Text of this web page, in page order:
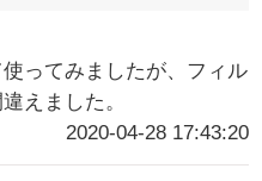
ってみましたが、フィル
えました。
2020-04-28 17:43:20